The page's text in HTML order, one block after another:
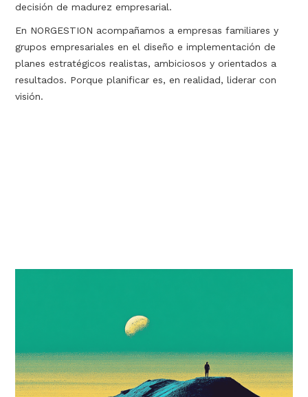
decisión de madurez empresarial.
En NORGESTION acompañamos a empresas familiares y
grupos empresariales en el diseño e implementación de
planes estratégicos realistas, ambiciosos y orientados a
resultados. Porque planificar es, en realidad, liderar con
visión.